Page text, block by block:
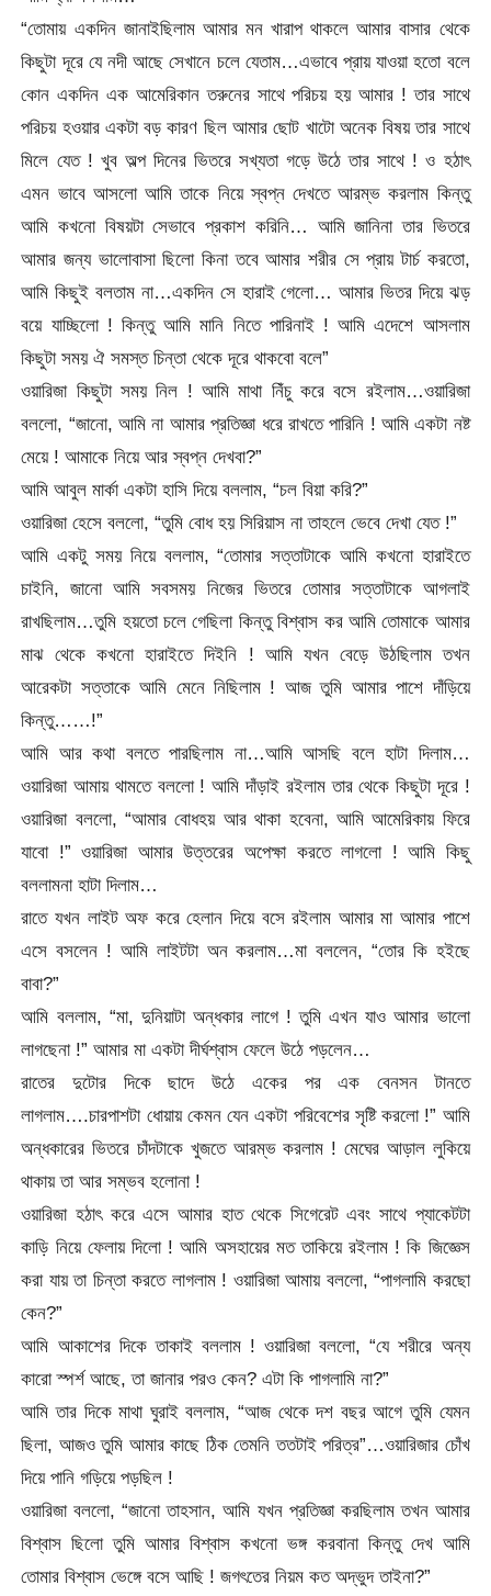
“তোমায় একদিন জানাইছিলাম আমার মন খারাপ থাকলে আমার বাসার থেকে
কিছুটা দূরে যে নদী আছে সেখানে চলে যেতাম…এভাবে প্রায় যাওয়া হতো বলে
কোন একদিন এক আমেরিকান তরুনের সাথে পরিচয় হয় আমার ! তার সাথে
পরিচয় হওয়ার একটা বড় কারণ ছিল আমার ছোট খাটো অনেক বিষয় তার সাথে
মিলে যেত ! খুব অল্প দিনের ভিতরে সখ্যতা গড়ে উঠে তার সাথে ! ও হঠাৎ
এমন ভাবে আসলো আমি তাকে নিয়ে স্বপ্ন দেখতে আরম্ভ করলাম কিন্তু
আমি কখনো বিষয়টা সেভাবে প্রকাশ করিনি… আমি জানিনা তার ভিতরে
আমার জন্য ভালোবাসা ছিলো কিনা তবে আমার শরীর সে প্রায় টার্চ করতো,
আমি কিছুই বলতাম না…একদিন সে হারাই গেলো… আমার ভিতর দিয়ে ঝড়
বয়ে যাচ্ছিলো ! কিন্তু আমি মানি নিতে পারিনাই ! আমি এদেশে আসলাম
কিছুটা সময় ঐ সমস্ত চিন্তা থেকে দূরে থাকবো বলে”
ওয়ারিজা কিছুটা সময় নিল ! আমি মাথা নিঁচু করে বসে রইলাম…ওয়ারিজা
বললো, “জানো, আমি না আমার প্রতিজ্ঞা ধরে রাখতে পারিনি ! আমি একটা নষ্ট
মেয়ে ! আমাকে নিয়ে আর স্বপ্ন দেখবা?”
আমি আবুল মার্কা একটা হাসি দিয়ে বললাম, “চল বিয়া করি?”
ওয়ারিজা হেসে বললো, “তুমি বোধ হয় সিরিয়াস না তাহলে ভেবে দেখা যেত !”
আমি একটু সময় নিয়ে বললাম, “তোমার সত্তাটাকে আমি কখনো হারাইতে
চাইনি, জানো আমি সবসময় নিজের ভিতরে তোমার সত্তাটাকে আগলাই
রাখছিলাম…তুমি হয়তো চলে গেছিলা কিন্তু বিশ্বাস কর আমি তোমাকে আমার
মাঝ থেকে কখনো হারাইতে দিইনি ! আমি যখন বেড়ে উঠছিলাম তখন
আরেকটা সত্তাকে আমি মেনে নিছিলাম ! আজ তুমি আমার পাশে দাঁড়িয়ে
কিন্তু……!”
আমি আর কথা বলতে পারছিলাম না…আমি আসছি বলে হাটা দিলাম…
ওয়ারিজা আমায় থামতে বললো ! আমি দাঁড়াই রইলাম তার থেকে কিছুটা দূরে !
ওয়ারিজা বললো, “আমার বোধহয় আর থাকা হবেনা, আমি আমেরিকায় ফিরে
যাবো !” ওয়ারিজা আমার উত্তরের অপেক্ষা করতে লাগলো ! আমি কিছু
বললামনা হাটা দিলাম…
রাতে যখন লাইট অফ করে হেলান দিয়ে বসে রইলাম আমার মা আমার পাশে
এসে বসলেন ! আমি লাইটটা অন করলাম…মা বললেন, “তোর কি হইছে
বাবা?”
আমি বললাম, “মা, দুনিয়াটা অন্ধকার লাগে ! তুমি এখন যাও আমার ভালো
লাগছেনা !” আমার মা একটা দীর্ঘশ্বাস ফেলে উঠে পড়লেন…
রাতের দুটোর দিকে ছাদে উঠে একের পর এক বেনসন টানতে
লাগলাম….চারপাশটা ধোয়ায় কেমন যেন একটা পরিবেশের সৃষ্টি করলো !” আমি
অন্ধকারের ভিতরে চাঁদটাকে খুজতে আরম্ভ করলাম ! মেঘের আড়াল লুকিয়ে
থাকায় তা আর সম্ভব হলোনা !
ওয়ারিজা হঠাৎ করে এসে আমার হাত থেকে সিগেরেট এবং সাথে প্যাকেটটা
কাড়ি নিয়ে ফেলায় দিলো ! আমি অসহায়ের মত তাকিয়ে রইলাম ! কি জিজ্ঞেস
করা যায় তা চিন্তা করতে লাগলাম ! ওয়ারিজা আমায় বললো, “পাগলামি করছো
কেন?”
আমি আকাশের দিকে তাকাই বললাম ! ওয়ারিজা বললো, “যে শরীরে অন্য
কারো স্পর্শ আছে, তা জানার পরও কেন? এটা কি পাগলামি না?”
আমি তার দিকে মাথা ঘুরাই বললাম, “আজ থেকে দশ বছর আগে তুমি যেমন
ছিলা, আজও তুমি আমার কাছে ঠিক তেমনি ততটাই পরিত্র”…ওয়ারিজার চোঁখ
দিয়ে পানি গড়িয়ে পড়ছিল !
ওয়ারিজা বললো, “জানো তাহসান, আমি যখন প্রতিজ্ঞা করছিলাম তখন আমার
বিশ্বাস ছিলো তুমি আমার বিশ্বাস কখনো ভঙ্গ করবানা কিন্তু দেখ আমি
তোমার বিশ্বাস ভেঙ্গে বসে আছি ! জগৎতের নিয়ম কত অদ্ভুদ তাইনা?”